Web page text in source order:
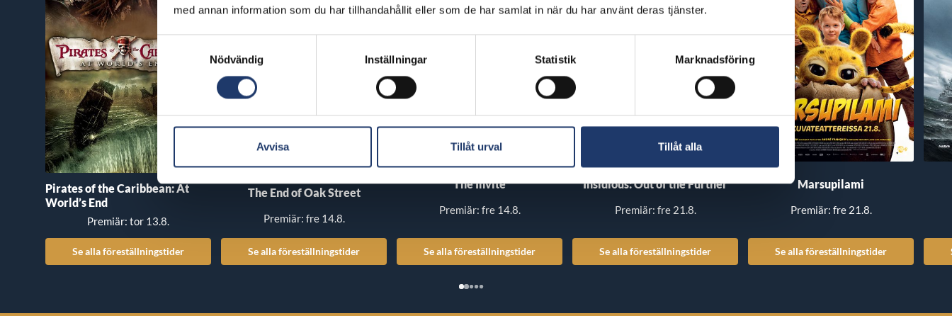
med annan information som du har tillhandahållit eller som de har samlat in när du har använt deras tjänster.
Samtyckesval
Nödvändig
Inställningar Statistik Marknadsföring
Avvisa Tillåt urval Tillåt alla
Pirates of the Caribbean: At
World’s End
Premiär: tor 13.8.
Se alla föreställningstider
The End of Oak Street
Premiär: fre 14.8.
Se alla föreställningstider
The Invite
Premiär: fre 14.8.
Se alla föreställningstider
Insidious: Out of the Further
Premiär: fre 21.8.
Se alla föreställningstider
Marsupilami
Premiär: fre 21.8.
Se alla föreställningstider